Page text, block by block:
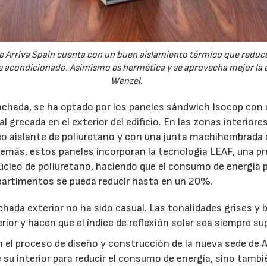
Arriva Spain cuenta con un buen aislamiento térmico que
Asimismo es hermética y se aprovecha mejor la
Wenzel.
se ha optado por los paneles sándwich Isocop
grecada en el exterior del edificio. En las zonas
aislante de poliuretano y con una junta machihembrada
estos paneles incorporan la tecnología LEAF, una
de poliuretano, haciendo que el consumo de energía
se pueda reducir hasta en un 20%.
exterior no ha sido casual. Las tonalidades grises y
y hacen que el índice de reflexión solar sea siempre
proceso de diseño y construcción de la nueva sede de
interior para reducir el consumo de energía, sino